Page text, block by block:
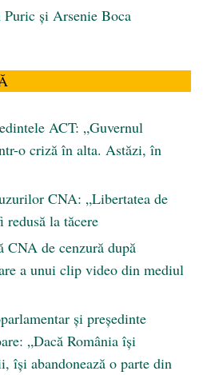
şi Arsenie Boca
ACT: „Guvernul
o criză în alta. Astăzi, în
CNA: „Libertatea de
redusă la tăcere
CNA de cenzură după
a unui clip video din mediul
și președinte
„Dacă România își
își abandonează o parte din